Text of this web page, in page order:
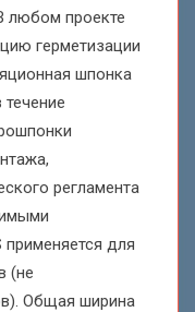
любом проекте
герметизации
шпонка
регламента
применяется для
(не
Общая ширина